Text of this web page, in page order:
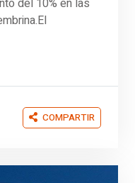
del 10% en las
COMPARTIR